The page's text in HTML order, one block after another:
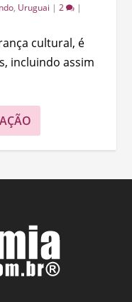
, Uruguai |2 |
cultural, é
incluindo assim